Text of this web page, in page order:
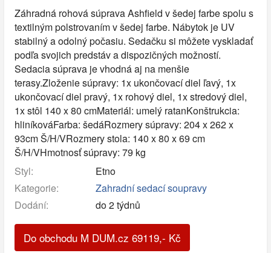
Záhradná rohová súprava Ashfield v šedej farbe spolu s
textilným polstrovaním v šedej farbe. Nábytok je UV
stabilný a odolný počasiu. Sedačku si môžete vyskladať
podľa svojich predstáv a dispozičných možností.
Sedacia súprava je vhodná aj na menšie
terasy.Zloženie súpravy: 1x ukončovací diel ľavý, 1x
ukončovací diel pravý, 1x rohový diel, 1x stredový diel,
1x stôl 140 x 80 cmMateriál: umelý ratanKonštrukcia:
hliníkováFarba: šedáRozmery súpravy: 204 x 262 x
93cm Š/H/VRozmery stola: 140 x 80 x 69 cm
Š/H/VHmotnosť súpravy: 79 kg
Styl:
Etno
Kategorie:
Zahradní sedací soupravy
Dodání:
do 2 týdnů
Do obchodu M DUM.cz 69119,- Kč